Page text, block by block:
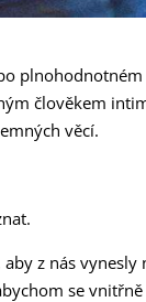
člověkem
věcí.
z nás vynesly
se